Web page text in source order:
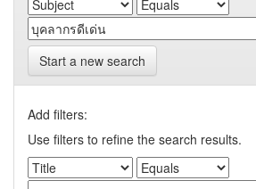
Start a new search
Add filters:
Use filters to refine the search results.